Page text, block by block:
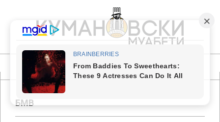
content
КУМАНОВСКИ
МУАБЕТИ
Navigation
MenuБМВ